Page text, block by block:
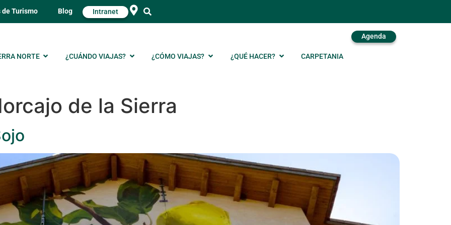
Turismo Blog Intranet
NORTE ¿CUÁNDO VIAJAS? ¿CÓMO VIAJAS? ¿QUÉ HACER? CARPETANIA
Agenda
de la Sierra